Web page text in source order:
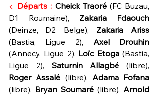
◀ Départs : Cheick Traoré (FC Buzau,
D1 Roumaine), Zakaria Fdaouch
(Deinze, D2 Belge),
(Bastia, Ligue 2), Axel Drouhin
(Annecy, Ligue 2), Loïc Etoga (Bastia,
Ligue 2), Saturnin Allagbé
Roger Assalé (libre), Adama Fofana
(libre), Bryan Soumaré (libre), Arnold